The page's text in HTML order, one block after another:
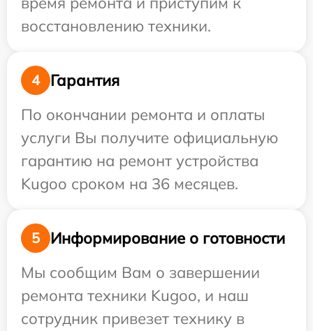
восстановлению техники.
4
Гарантия
По окончании ремонта и оплаты
услуги Вы получите официальную
гарантию на ремонт устройства
Kugoo сроком на 36 месяцев.
5
Информирование о готовности
Мы сообщим Вам о завершении
ремонта техники Kugoo, и наш
сотрудник привезет технику в